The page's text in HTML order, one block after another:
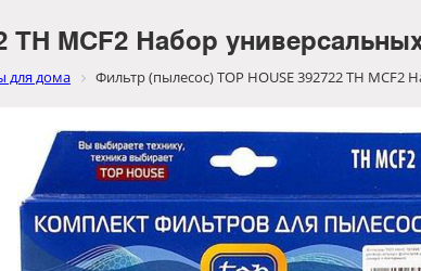
TH MCF2 Набор
для дома Фильтр (пылесос) TOP HOUSE 392722 TH